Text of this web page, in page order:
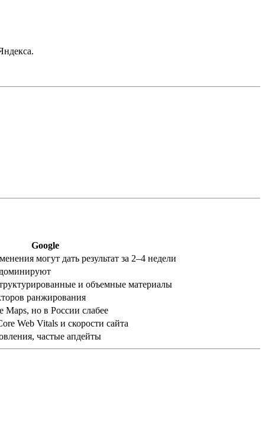
Google
могут дать результат за 2–4 недели
и объемные материалы
ранжирования
Maps, но в России слабее
Web Vitals и скорости сайта
частые апдейты